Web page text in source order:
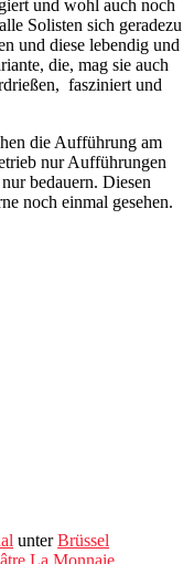
und wohl auch noch
Solisten sich geradezu
und diese lebendig und
die, mag sie auch
fasziniert und
die Aufführung am
nur Aufführungen
bedauern. Diesen
noch einmal gesehen.
unterBrüssel
La Monnaie